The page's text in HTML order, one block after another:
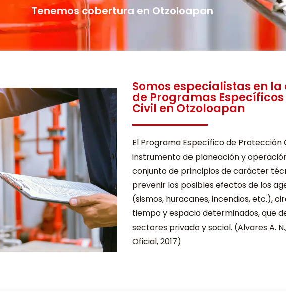
Tenemos cobertura en Otzoloapan
Somos especialistas en
de Programas
Civil en Otzoloapan
El Programa Específico de Protección
instrumento de planeación y
conjunto de principios de carácter
prevenir los posibles efectos de los
(sismos, huracanes, incendios, etc.),
tiempo y espacio determinados, que
sectores privado y social. (Alvares A.
Oficial, 2017)